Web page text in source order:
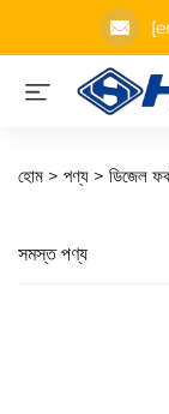
হোম > পণ্য > ডিজেল
সমস্ত পণ্য